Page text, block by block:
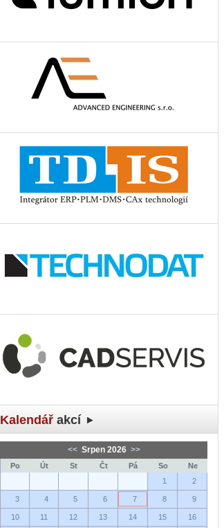
Kalendář akcí
<< Srpen 2026 >>
Po Út St Čt Pá So
Ne
1
2
3 4 5 6 7 8 9
10 11 12 13 14 15 16